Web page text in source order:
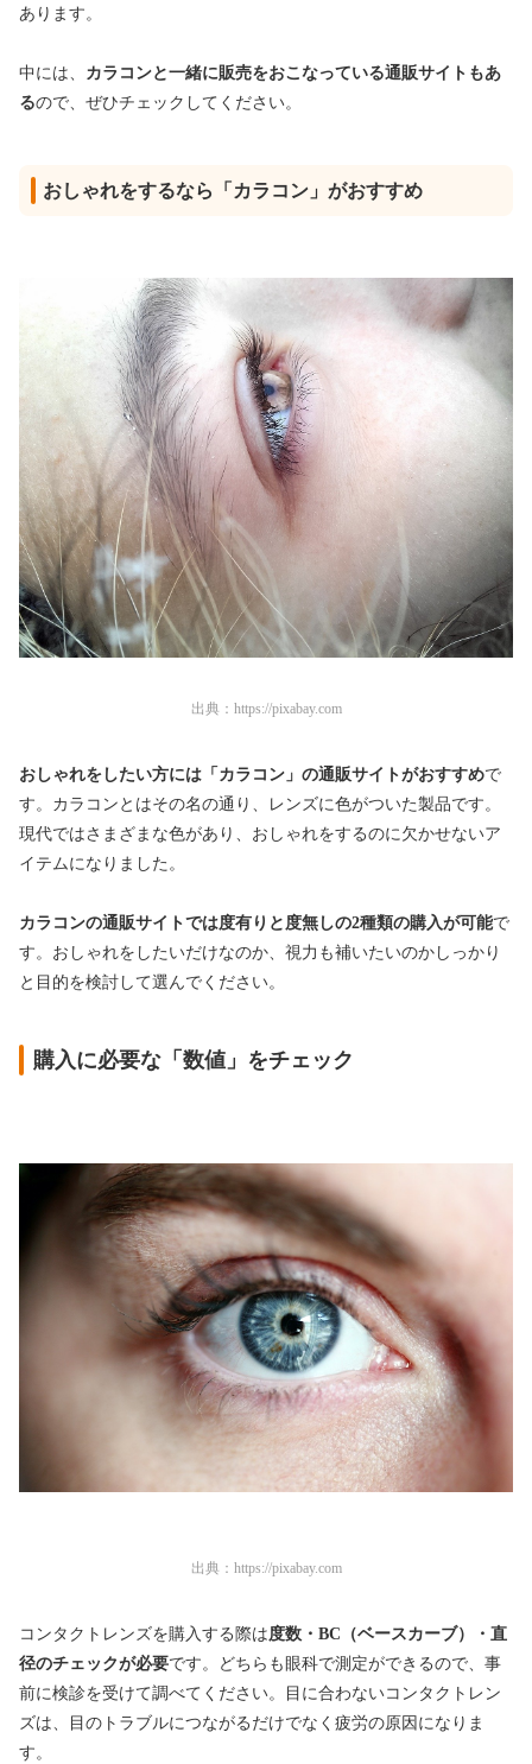
あります。
中には、 カラコンと一緒に販売をおこなっている通販サイトもあ
るので、ぜひチェックしてください。
おしゃれをするなら「カラコン」がおすすめ
出典： https://pixabay.com
おしゃれをしたい方には「カラコン」の通販サイトがおすすめで
す。カラコンとはその名の通り、レンズに色がついた製品です。
現代ではさまざまな色があり、おしゃれをするのに欠かせないア
イテムになりました。
カラコンの通販サイトでは度有りと度無しの2種類の購入が可能で
す。おしゃれをしたいだけなのか、視力も補いたいのかしっかり
と目的を検討して選んでください。
購入に必要な「数値」をチェック
出典： https://pixabay.com
コンタクトレンズを購入する際は度数・BC（ベースカーブ）・直
径のチェックが必要です。どちらも眼科で測定ができるので、事
前に検診を受けて調べてください。目に合わないコンタクトレン
ズは、目のトラブルにつながるだけでなく疲労の原因になりま
す。